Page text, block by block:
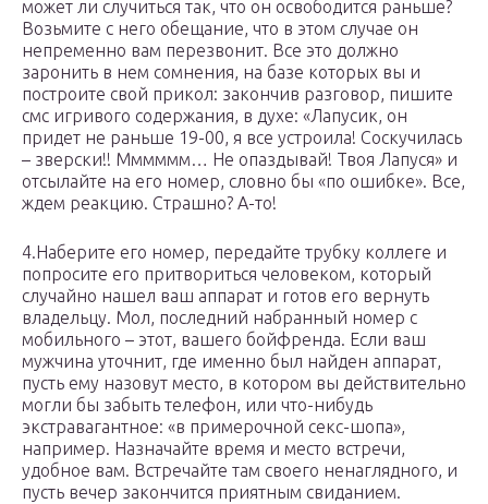
может ли случиться так, что он освободится раньше?
Возьмите с него обещание, что в этом случае он
непременно вам перезвонит. Все это должно
заронить в нем сомнения, на базе которых вы и
построите свой прикол: закончив разговор, пишите
смс игривого содержания, в духе: «Лапусик, он
придет не раньше 19-00, я все устроила! Соскучилась
– зверски!! Мммммм… Не опаздывай! Твоя Лапуся» и
отсылайте на его номер, словно бы «по ошибке». Все,
ждем реакцию. Страшно? А-то!
4.Наберите его номер, передайте трубку коллеге и
попросите его притвориться человеком, который
случайно нашел ваш аппарат и готов его вернуть
владельцу. Мол, последний набранный номер с
мобильного – этот, вашего бойфренда. Если ваш
мужчина уточнит, где именно был найден аппарат,
пусть ему назовут место, в котором вы действительно
могли бы забыть телефон, или что-нибудь
экстравагантное: «в примерочной секс-шопа»,
например. Назначайте время и место встречи,
удобное вам. Встречайте там своего ненаглядного, и
пусть вечер закончится приятным свиданием.